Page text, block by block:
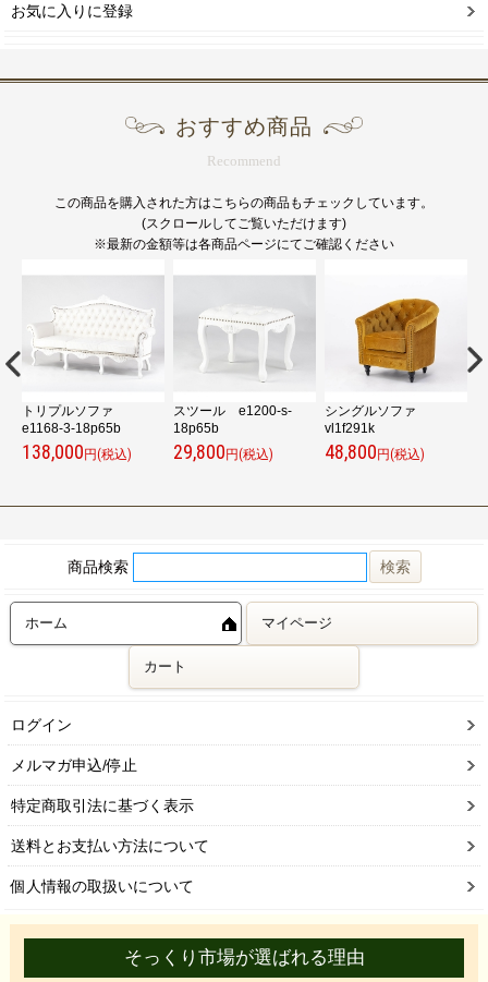
お気に入りに登録
おすすめ商品
Recommend
この商品を購入された方はこちらの商品もチェックしています。
(スクロールしてご覧いただけます)
※最新の金額等は各商品ページにてご確認ください
トリプルソファ
e1168-3-18p65b
138,000 円(税込)
スツール e1200-s-
18p65b
29,800 円(税込)
シングルソファ
vl1f291k
48,800 円(税込)
商品検索
ホーム マイページ
カート
ログイン
メルマガ申込/停止
特定商取引法に基づく表示
送料とお支払い方法について
個人情報の取扱いについて
そっくり市場が選ばれる理由